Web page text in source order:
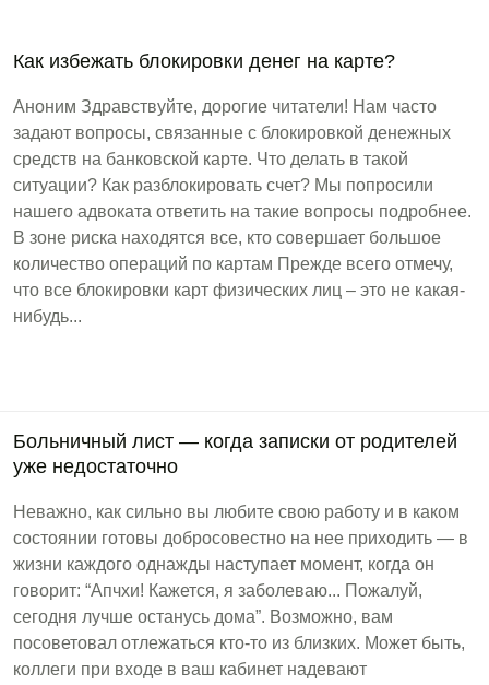
Как избежать блокировки денег на карте?
Аноним Здравствуйте, дорогие читатели! Нам часто
задают вопросы, связанные с блокировкой денежных
средств на банковской карте. Что делать в такой
ситуации? Как разблокировать счет? Мы попросили
нашего адвоката ответить на такие вопросы подробнее.
В зоне риска находятся все, кто совершает большое
количество операций по картам Прежде всего отмечу,
что все блокировки карт физических лиц – это не какая-
нибудь...
Больничный лист — когда записки от родителей
уже недостаточно
Неважно, как сильно вы любите свою работу и в каком
состоянии готовы добросовестно на нее приходить — в
жизни каждого однажды наступает момент, когда он
говорит: “Апчхи! Кажется, я заболеваю... Пожалуй,
сегодня лучше останусь дома”. Возможно, вам
посоветовал отлежаться кто-то из близких. Может быть,
коллеги при входе в ваш кабинет надевают